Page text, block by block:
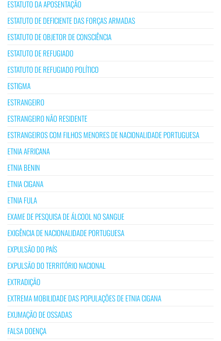
ESTATUTO DA APOSENTAÇÃO
ESTATUTO DE DEFICIENTE DAS FORÇAS ARMADAS
ESTATUTO DE OBJETOR DE CONSCIÊNCIA
ESTATUTO DE REFUGIADO
ESTATUTO DE REFUGIADO POLÍTICO
ESTIGMA
ESTRANGEIRO
ESTRANGEIRO NÃO RESIDENTE
ESTRANGEIROS COM FILHOS MENORES DE NACIONALIDADE PORTUGUESA
ETNIA AFRICANA
ETNIA BENIN
ETNIA CIGANA
ETNIA FULA
EXAME DE PESQUISA DE ÁLCOOL NO SANGUE
EXIGÊNCIA DE NACIONALIDADE PORTUGUESA
EXPULSÃO DO PAÍS
EXPULSÃO DO TERRITÓRIO NACIONAL
EXTRADIÇÃO
EXTREMA MOBILIDADE DAS POPULAÇÕES DE ETNIA CIGANA
EXUMAÇÃO DE OSSADAS
FALSA DOENÇA